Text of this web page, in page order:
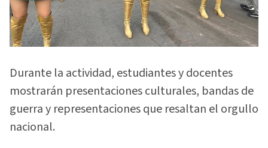
Durante la actividad, estudiantes y docentes
mostrarán presentaciones culturales, bandas de
guerra y representaciones que resaltan el orgullo
nacional.